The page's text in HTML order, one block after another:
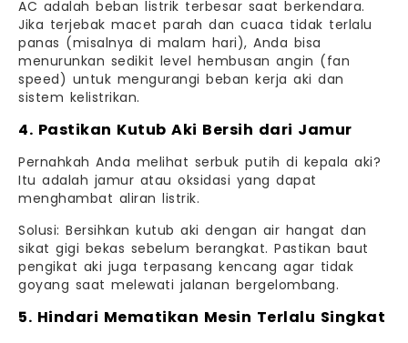
AC adalah beban listrik terbesar saat berkendara.
Jika terjebak macet parah dan cuaca tidak terlalu
panas (misalnya di malam hari), Anda bisa
menurunkan sedikit level hembusan angin (fan
speed) untuk mengurangi beban kerja aki dan
sistem kelistrikan.
4. Pastikan Kutub Aki Bersih dari Jamur
Pernahkah Anda melihat serbuk putih di kepala aki?
Itu adalah jamur atau oksidasi yang dapat
menghambat aliran listrik.
Solusi: Bersihkan kutub aki dengan air hangat dan
sikat gigi bekas sebelum berangkat. Pastikan baut
pengikat aki juga terpasang kencang agar tidak
goyang saat melewati jalanan bergelombang.
5. Hindari Mematikan Mesin Terlalu Singkat